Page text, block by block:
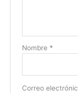
Nombre *
Correo